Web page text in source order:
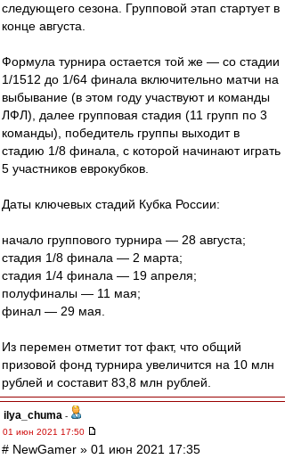
следующего сезона. Групповой этап стартует в
конце августа.
Формула турнира остается той же — со стадии
1/1512 до 1/64 финала включительно матчи на
выбывание (в этом году участвуют и команды
ЛФЛ), далее групповая стадия (11 групп по 3
команды), победитель группы выходит в
стадию 1/8 финала, с которой начинают играть
5 участников еврокубков.
Даты ключевых стадий Кубка России:
начало группового турнира — 28 августа;
стадия 1/8 финала — 2 марта;
стадия 1/4 финала — 19 апреля;
полуфиналы — 11 мая;
финал — 29 мая.
Из перемен отметит тот факт, что общий
призовой фонд турнира увеличится на 10 млн
рублей и составит 83,8 млн рублей.
ilya_chuma -
01 июн 2021 17:50
# NewGamer » 01 июн 2021 17:35